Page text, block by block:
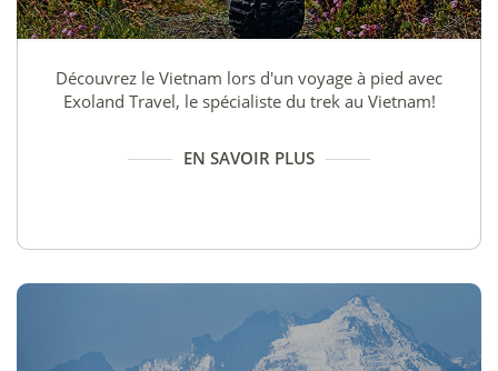
Découvrez le Vietnam lors d'un voyage à pied avec
Exoland Travel, le spécialiste du trek au Vietnam!
EN SAVOIR PLUS